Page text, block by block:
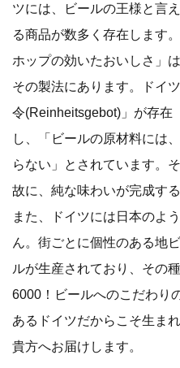
ツには、ビールの王様と言え
る商品が数多く存在します
ホップの効いたおいしさ」は
その製法にあります。ドイ
令(Reinheitsgebot)」が存在
し、「ビールの原材料には
らない」とされています。
故に、純な味わいが完成する
また、ドイツには日本のよ
ん。街ごとに個性のある地
ルが生産されており、その
6000！ビールへのこだわり
あるドイツだからこそ生ま
貴方へお届けします。